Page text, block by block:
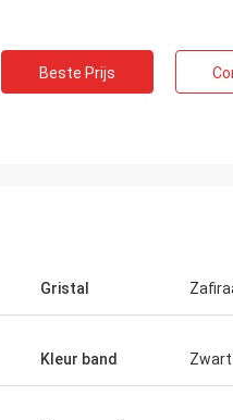
Beste Prijs
Gristal
Kleur band Zwart